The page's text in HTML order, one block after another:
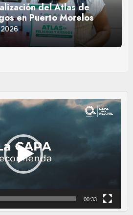
del Atlas de
en Puerto Morelos
00:33